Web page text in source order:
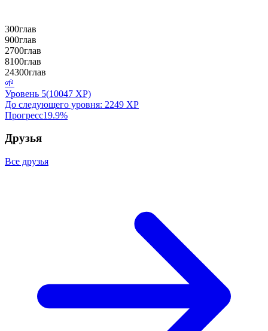
300глав
900глав
2700глав
8100глав
24300глав
🌱
Уровень 5(10047 XP)
До следующего уровня: 2249 XP
Прогресс19.9%
Друзья
Все друзья